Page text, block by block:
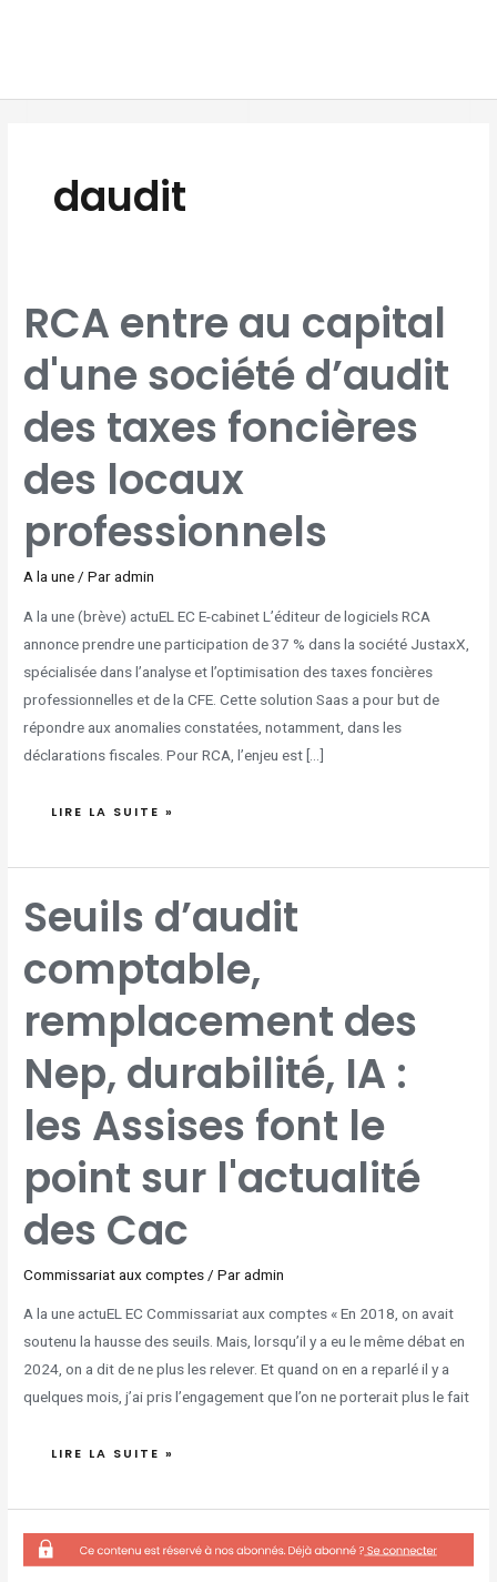
daudit
RCA entre au capital
d'une société d’audit
des taxes foncières
des locaux
professionnels
A la une/ Paradmin
A la une (brève) actuEL EC E-cabinet L’éditeur de logiciels RCA
annonce prendre une participation de 37 % dans la société JustaxX,
spécialisée dans l’analyse et l’optimisation des taxes foncières
professionnelles et de la CFE. Cette solution Saas a pour but de
répondre aux anomalies constatées, notamment, dans les
déclarations fiscales. Pour RCA, l’enjeu est […]
ENTRE
AU
CAPITAL
SOCIÉTÉ
D’AUDIT
DES
TAXES
LOCAUX
PROFESSIONNELS
LIRE LA SUITE »
Seuils d’audit
comptable,
remplacement des
Nep, durabilité, IA :
les Assises font le
point sur l'actualité
des Cac
Commissariat aux comptes / Paradmin
A la une actuEL EC Commissariat aux comptes « En 2018, on avait
soutenu la hausse des seuils. Mais, lorsqu’il y a eu le même débat en
2024, on a dit de ne plus les relever. Et quand on en a reparlé il y a
quelques mois, j’ai pris l’engagement que l’on ne porterait plus le fait
D’AUDIT
COMPTABLE,
REMPLACEMENT
DURABILITÉ,
IA
:
FONT
LE
POINT
L'ACTUALITÉ
DES
CAC
LIRE LA SUITE »
DELOITTE
SANCTIONNÉ
POUR
AVOIR